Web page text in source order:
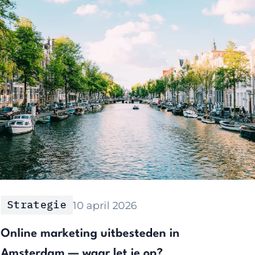
Strategie 10 april 2026
Online marketing uitbesteden in